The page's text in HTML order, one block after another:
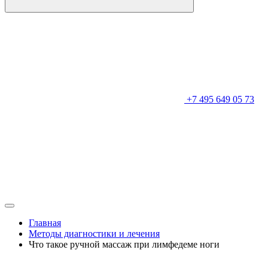
+7 495 649 05 73
Главная
Методы диагностики и лечения
Что такое ручной массаж при лимфедеме ноги